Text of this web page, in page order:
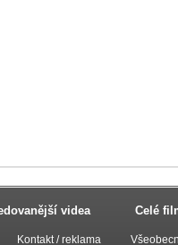
videa Celé
Kontakt / reklama